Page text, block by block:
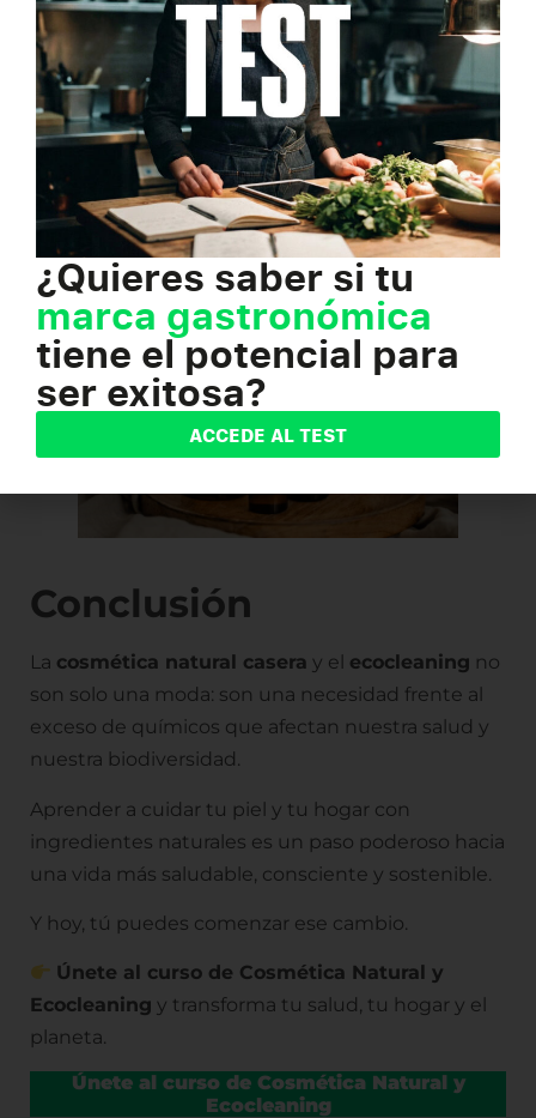
personal o para emprender un negocio con
propósito.
Todo de una manera fácil, práctica y realista
Accede al curso aquí:
https://gastrobacademy.com/accede-curso-de-
cosmetica-natural-y-ecocleaning
Conclusión
La cosmética natural casera y el ecocleaning no
son solo una moda: son una necesidad frente al
exceso de químicos que afectan nuestra salud y
nuestra biodiversidad.
Aprender a cuidar tu piel y tu hogar con
ingredientes naturales es un paso poderoso hacia
una vida más saludable, consciente y sostenible.
Y hoy, tú puedes comenzar ese cambio.
Únete al curso de Cosmética Natural y
Ecocleaning y transforma tu salud, tu hogar y el
planeta.
Únete al curso de Cosmética Natural y
Ecocleaning
¿Quieres saber si tu
marca gastronómica
tiene el potencial para
ser exitosa?
ACCEDE AL TEST